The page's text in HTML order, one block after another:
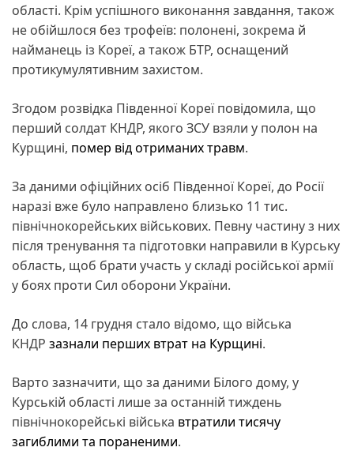
області. Крім успішного виконання завдання, також
не обійшлося без трофеїв: полонені, зокрема й
найманець із Кореї, а також БТР, оснащений
протикумулятивним захистом.
Згодом розвідка Південної Кореї повідомила, що
перший солдат КНДР, якого ЗСУ взяли у полон на
Курщині, помер від отриманих травм.
За даними офіційних осіб Південної Кореї, до Росії
наразі вже було направлено близько 11 тис.
північнокорейських військових. Певну частину з них
після тренування та підготовки направили в Курську
область, щоб брати участь у складі російської армії
у боях проти Сил оборони України.
До слова, 14 грудня стало відомо, що війська
КНДР зазнали перших втрат на Курщині.
Варто зазначити, що за даними Білого дому, у
Курській області лише за останній тиждень
північнокорейські війська втратили тисячу
загиблими та пораненими.